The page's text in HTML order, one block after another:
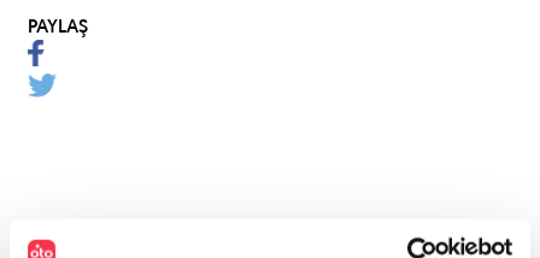
PAYLAŞ